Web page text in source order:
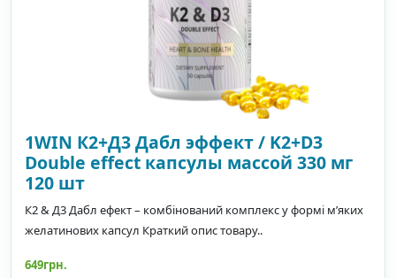
1WIN К2+Д3 Дабл эффект / K2+D3
Double effect капсулы массой 330 мг
120 шт
К2 & Д3 Дабл ефект – комбінований комплекс у формі м’яких
желатинових капсул Краткий опис товару..
649грн.